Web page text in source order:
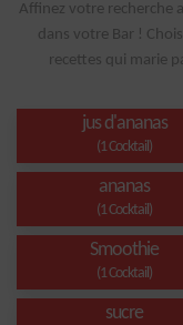
Affinez votre recherche
dans votre Bar !
recettes qui marie
jus d'ananas
(1 Cocktail)
ananas
(1 Cocktail)
Smoothie
(1 Cocktail)
sucre